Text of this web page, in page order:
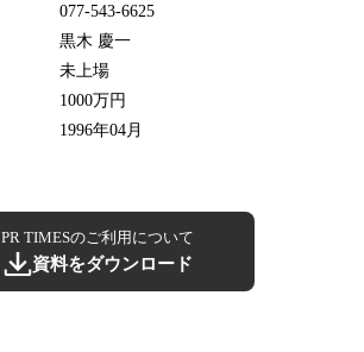
077-543-6625
黒木 慶一
未上場
1000万円
1996年04月
PR TIMESのご利用について
資料をダウンロード